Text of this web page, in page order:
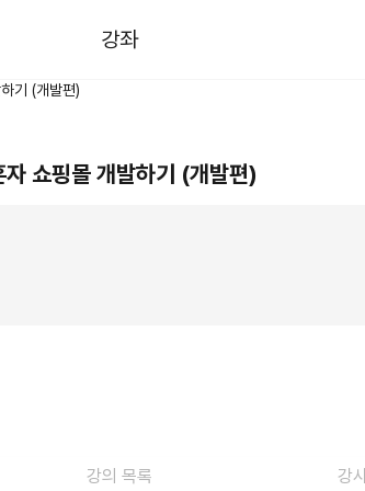
강좌
쇼핑몰 개발하기 (개발편)
강의 목록 강